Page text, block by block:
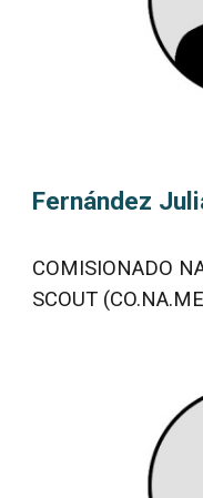
Fernández
COMISIONADO
SCOUT